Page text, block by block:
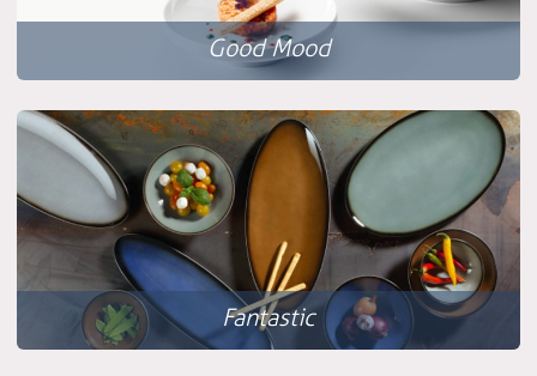
Good Mood
Fantastic